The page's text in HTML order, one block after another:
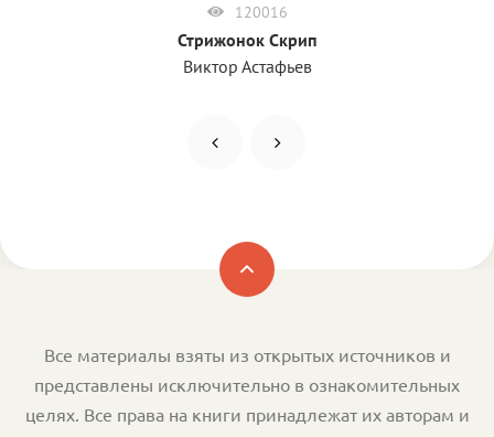
120016
Стрижонок Скрип
Виктор Астафьев
Все материалы взяты из открытых источников и
представлены исключительно в ознакомительных
целях. Все права на книги принадлежат их авторам и